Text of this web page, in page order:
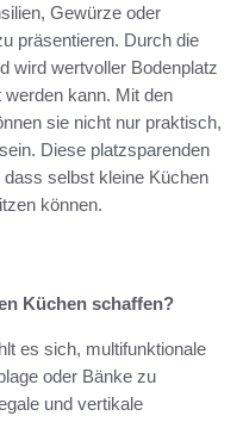
Gewürze oder
präsentieren. Durch die
wird wertvoller Bodenplatz
kann. Mit den
sie nicht nur praktisch,
Diese platzsparenden
selbst kleine Küchen
können.
Küchen schaffen?
es sich, multifunktionale
oder Bänke zu
und vertikale